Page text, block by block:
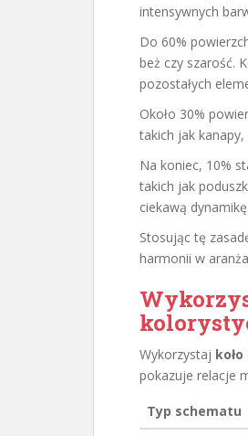
intensywnych
Do 60%
beż czy szarość.
pozostałych
Około 30%
takich jak
Na koniec, 10%
takich jak
ciekawą dynamikę.
Stosując tę
harmonii w
Wykorzystaj
pokazuje relacje
Typ schematu